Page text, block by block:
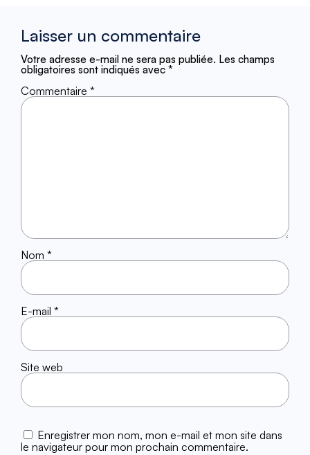
Laisser un commentaire
Votre adresse e-mail ne sera pas publiée. Les champs
obligatoires sont indiqués avec *
Commentaire *
Nom *
E-mail *
Site web
Enregistrer mon nom, mon e-mail et mon site dans
le navigateur pour mon prochain commentaire.